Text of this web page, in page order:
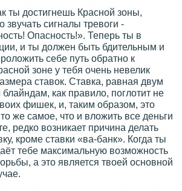
ты достигнешь Красной зоны,
сигналы тревоги -
Опасность!». Теперь ты в
и ты должен быть бдительным и
себе путь обратно к
зоне у тебя очень невелик
ставок. Ставка, равная двум
как правило, поглотит не
фишек, и, таким образом, это
то же самое, что и вложить все деньги
редко возникает причина делать
кроме ставки «ва-банк». Когда ты
тебе максимальную возможность
а это является твоей основной